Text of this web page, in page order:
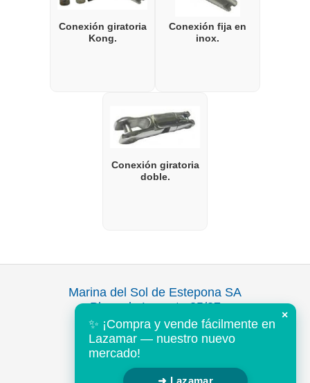
✨ ¡Compra y vende fácilmente en
Lazamar — nuestro nuevo
mercado!
➜ Lazamar
×
Conexión giratoria
Kong.
Conexión fija en
inox.
Conexión giratoria
doble.
Marina del Sol de Estepona SA
Plaza de Levante 35/37
Puerto Deportivo
Estepona 29680
Malaga, España
Tel: +34 952 802643